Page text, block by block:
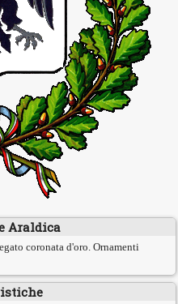
Araldica
coronata d'oro. Ornamenti